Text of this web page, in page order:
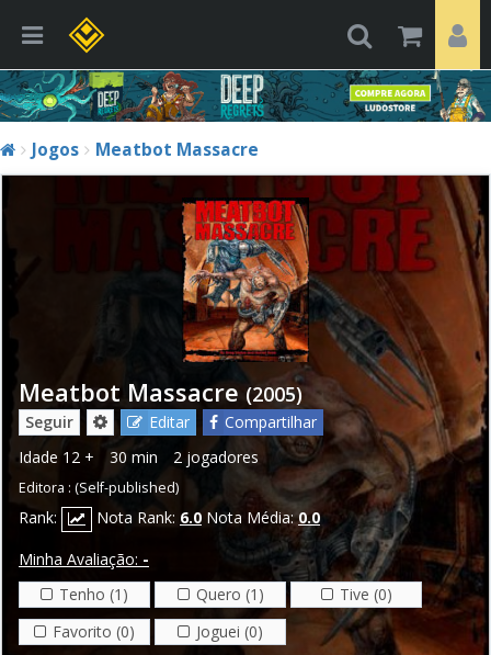
Jogos Meatbot Massacre
Meatbot Massacre (2005)
Seguir Editar
Compartilhar
Idade 12 + 30 min 2 jogadores
Editora : (Self-published)
Rank: Nota Rank: 6.0 Nota Média:0.0
Minha Avaliação: -
Tenho (1)
Quero (1)
Tive (0)
Favorito (0)
Joguei (0)